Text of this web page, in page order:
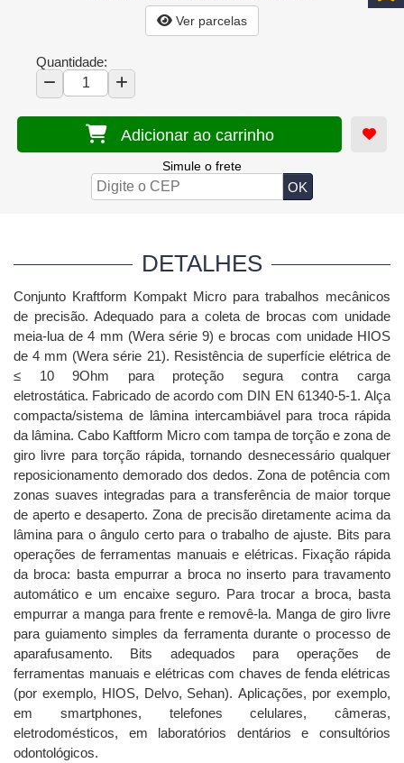
Ver parcelas
Quantidade:
Adicionar ao carrinho
Simule o frete
DETALHES
Conjunto Kraftform Kompakt Micro para trabalhos mecânicos
de precisão.Adequado para a coleta de brocas com unidade
meia-lua de 4 mm (Wera série 9) e brocas com unidade HIOS
de 4 mm (Wera série 21). Resistência de superfície elétrica de
≤ 109Ohm para proteção segura contra carga
eletrostática. Fabricado de acordo com DIN EN 61340-5-1. Alça
compacta/sistema de lâmina intercambiável para troca rápida
da lâmina. Cabo Kaftform Micro com tampa de torção e zona de
giro livre para torção rápida, tornando desnecessário qualquer
reposicionamento demorado dos dedos. Zona de potência com
zonas suaves integradas para a transferência de maior torque
de aperto e desaperto.Zona de precisão diretamente acima da
lâmina para o ângulo certo para o trabalho de ajuste. Bits para
operações de ferramentas manuais e elétricas. Fixação rápida
da broca: basta empurrar a broca no inserto para travamento
automático e um encaixe seguro. Para trocar a broca, basta
empurrar a manga para frente e removê-la. Manga de giro livre
para guiamento simples da ferramenta durante o processo de
aparafusamento. Bits adequados para operações de
ferramentas manuais e elétricas com chaves de fenda elétricas
(por exemplo, HIOS, Delvo, Sehan).Aplicações, por exemplo,
em smartphones, telefones celulares, câmeras,
eletrodomésticos, em laboratórios dentários e consultórios
odontológicos.